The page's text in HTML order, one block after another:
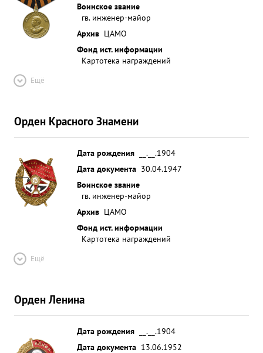
Воинское звание
гв. инженер-майор
Архив ЦАМО
Фонд ист. информации
Картотека награждений
Ещё
Орден Красного Знамени
Дата рождения
__.__.1904
Дата документа 30.04.1947
Воинское звание
гв. инженер-майор
Архив ЦАМО
Фонд ист. информации
Картотека награждений
Ещё
Орден Ленина
Дата рождения
__.__.1904
Дата документа 13.06.1952